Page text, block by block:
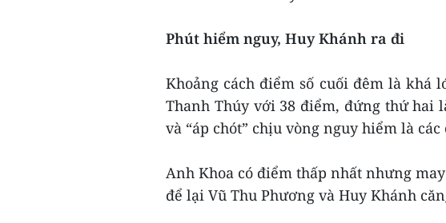
Phút hiểm nguy, Huy Khánh ra đi
Khoảng cách điểm số cuối đêm là
Thanh Thúy với 38 điểm, đứng thứ hai
và “áp chót” chịu vòng nguy hiểm là
Anh Khoa có điểm thấp nhất nhưng
để lại Vũ Thu Phương và Huy Khánh